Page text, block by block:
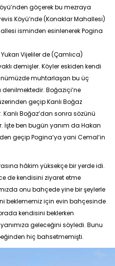
’nden göçerek bu mezraya
Köyü’nde (Konaklar Mahallesi)
isminden esinlenerekPogina
Vijelilerde (Çamlıca)
demişler. Köyler eskiden kendi
muhtarlaşan bu üç
denilmektedir. Boğaziçi’ne
geçipKanlı Boğaz
Kanlı Boğaz’dan sonra sözünü
İşte ben bugün yanım da Hakan
geçipPogina’ya yani Cemal’in
hâkim yüksekçe bir yerde idi.
de kendisini ziyaret etme
onu bahçede yine bir şeylerle
beklememiz için evin bahçesinde
kendisini beklerken
geleceğini söyledi. Bunu
hiç bahsetmemişti.